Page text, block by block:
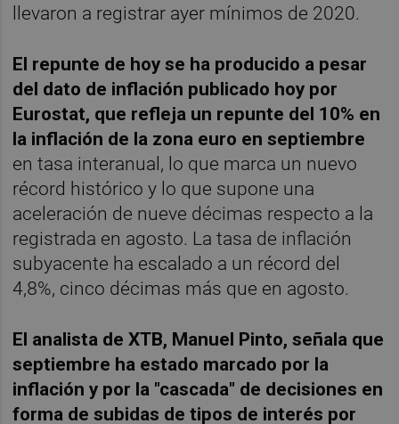
llevaron a registrar ayer mínimos de 2020.
El repunte de hoy se ha producido a pesar
del dato de inflación publicado hoy por
Eurostat, que refleja un repunte del 10% en
la inflación de la zona euro en septiembre
en tasa interanual, lo que marca un nuevo
récord histórico y lo que supone una
aceleración de nueve décimas respecto a la
registrada en agosto. La tasa de inflación
subyacente ha escalado a un récord del
4,8%, cinco décimas más que en agosto.
El analista de XTB, Manuel Pinto, señala que
septiembre ha estado marcado por la
inflación y por la "cascada" de decisiones en
forma de subidas de tipos de interés por